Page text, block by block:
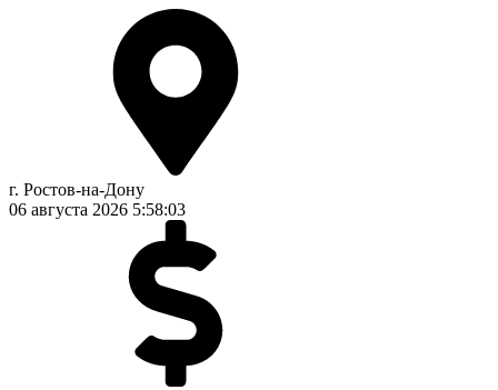
г. Ростов-на-Дону
06 августа 2026 5:58:03